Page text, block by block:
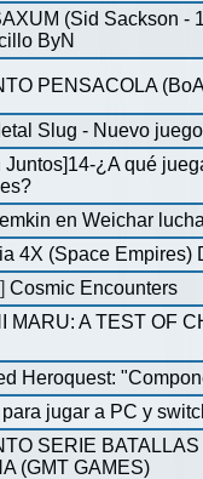
(Sid Sackson -
ByN
PENSACOLA
Slug - Nuevo
Juntos]14-¿A qué
en Weichar
4X (Space Empires)
]Cosmic Encounters
MARU: A TEST OF
Heroquest:
jugar a PC y
SERIE
(GMT GAMES)